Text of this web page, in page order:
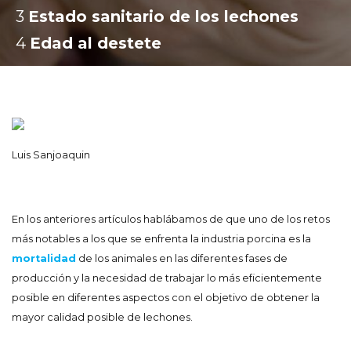
3 Estado sanitario de los lechones
4 Edad al destete
Luis Sanjoaquin
En los anteriores artículos hablábamos de que uno de los retos
más notables a los que se enfrenta la industria porcina es la
mortalidad de los animales en las diferentes fases de
producción y la necesidad de trabajar lo más eficientemente
posible en diferentes aspectos con el objetivo de obtener la
mayor calidad posible de lechones.